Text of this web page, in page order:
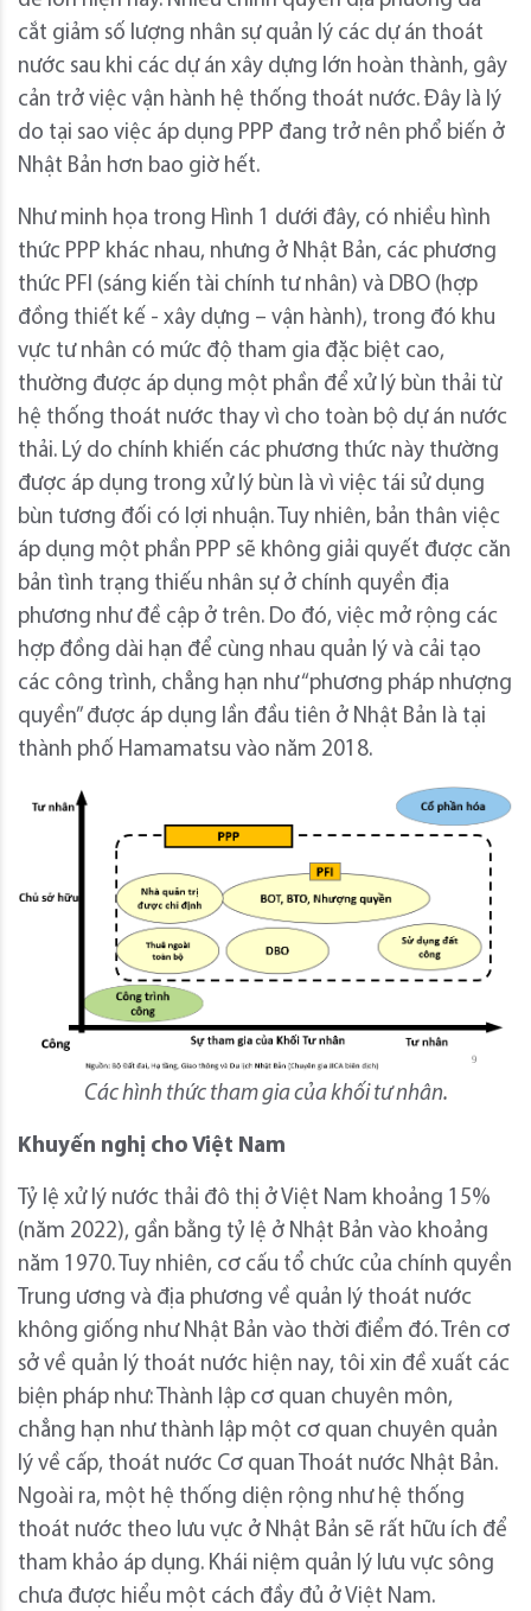
cắt giảm số lượng nhân sự quản lý các dự án thoát
nước sau khi các dự án xây dựng lớn hoàn thành, gây
cản trở việc vận hành hệ thống thoát nước. Đây là lý
do tại sao việc áp dụng PPP đang trở nên phổ biến ở
Nhật Bản hơn bao giờ hết.
Như minh họa trong Hình 1 dưới đây, có nhiều hình
thức PPP khác nhau, nhưng ở Nhật Bản, các phương
thức PFI (sáng kiến tài chính tư nhân) và DBO (hợp
đồng thiết kế - xây dựng – vận hành), trong đó khu
vực tư nhân có mức độ tham gia đặc biệt cao,
thường được áp dụng một phần để xử lý bùn thải từ
hệ thống thoát nước thay vì cho toàn bộ dự án nước
thải. Lý do chính khiến các phương thức này thường
được áp dụng trong xử lý bùn là vì việc tái sử dụng
bùn tương đối có lợi nhuận. Tuy nhiên, bản thân việc
áp dụng một phần PPP sẽ không giải quyết được căn
bản tình trạng thiếu nhân sự ở chính quyền địa
phương như đề cập ở trên. Do đó, việc mở rộng các
hợp đồng dài hạn để cùng nhau quản lý và cải tạo
các công trình, chẳng hạn như “phương pháp nhượng
quyền” được áp dụng lần đầu tiên ở Nhật Bản là tại
thành phố Hamamatsu vào năm 2018.
Các hình thức tham gia của khối tư nhân.
Khuyến nghị cho Việt Nam
Tỷ lệ xử lý nước thải đô thị ở Việt Nam khoảng 15%
(năm 2022), gần bằng tỷ lệ ở Nhật Bản vào khoảng
năm 1970. Tuy nhiên, cơ cấu tổ chức của chính quyền
Trung ương và địa phương về quản lý thoát nước
không giống như Nhật Bản vào thời điểm đó. Trên cơ
sở về quản lý thoát nước hiện nay, tôi xin đề xuất các
biện pháp như: Thành lập cơ quan chuyên môn,
chẳng hạn như thành lập một cơ quan chuyên quản
lý về cấp, thoát nước Cơ quan Thoát nước Nhật Bản.
Ngoài ra, một hệ thống diện rộng như hệ thống
thoát nước theo lưu vực ở Nhật Bản sẽ rất hữu ích để
tham khảo áp dụng. Khái niệm quản lý lưu vực sông
chưa được hiểu một cách đầy đủ ở Việt Nam.